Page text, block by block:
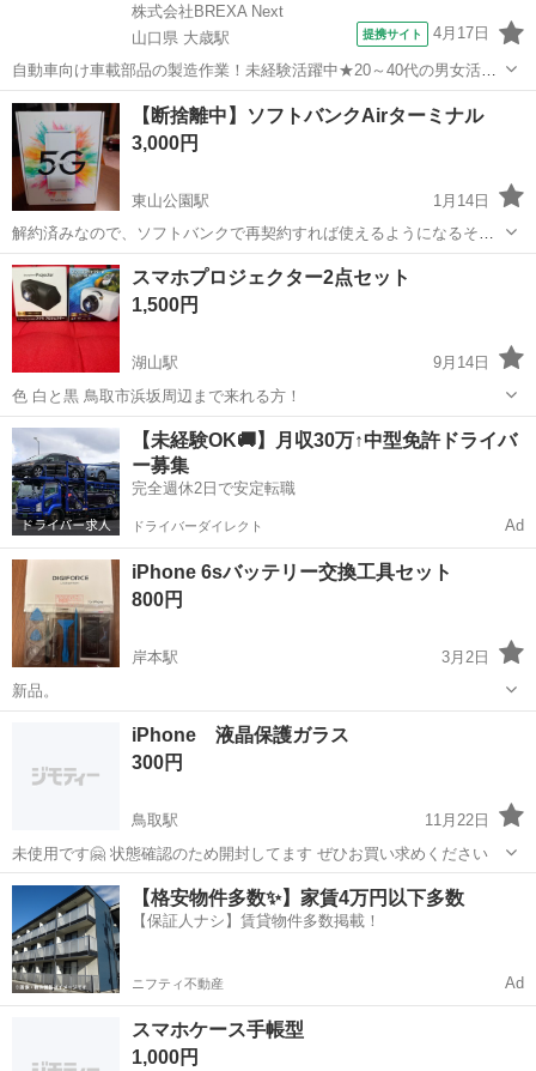
株式会社BREXA Next
山口県 大歳駅
提携サイト 4月17日
自動車向け車載部品の製造作業！未経験活躍中★20～40代の男女活躍
中！友達同士での応募OK！備品付きワンルーム寮費無料！赴任旅費会
社負担！生活支援物資事前対応可◎格安食堂利用可！年間休日135日
♪《山口県山口市》 人気の工...
山口 山口市 大歳駅 その他
【断捨離中】ソフトバンクAirターミナル
3,000円
東山公園駅
1月14日
解約済みなので、ソフトバンクで再契約すれば使えるようになるそう
です。 画像の物が全てになりますが、全て揃ってると思います。
鳥取 米子市 東山公園駅 その他 ターミナル
スマホプロジェクター2点セット
1,500円
湖山駅
9月14日
色 白と黒 鳥取市浜坂周辺まで来れる方！
鳥取 鳥取市 湖山駅 その他 セット
【未経験OK🚚】月収30万↑中型免許ドライバ
ー募集
完全週休2日で安定転職
ドライバーダイレクト Ad
iPhone 6sバッテリー交換工具セット
800円
岸本駅
3月2日
新品。
その他 工具
iPhone 液晶保護ガラス
300円
鳥取駅
11月22日
未使用です🤗 状態確認のため開封してます ぜひお買い求めください
鳥取 鳥取市 鳥取駅 その他 液晶
【格安物件多数✨】家賃4万円以下多数
【保証人ナシ】賃貸物件多数掲載！
ニフティ不動産 Ad
スマホケース手帳型
1,000円